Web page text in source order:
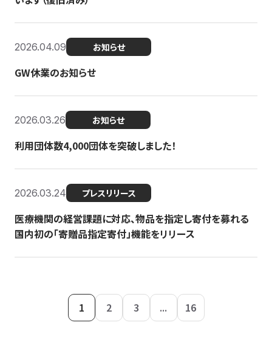
2026.04.09 お知らせ
GW休業のお知らせ
2026.03.26 お知らせ
利用団体数4,000団体を突破しました！
2026.03.24 プレスリリース
医療機関の経営課題に対応、物品を指定し寄付を募れる
国内初の「寄贈品指定寄付」機能をリリース
1 2 3 ... 16